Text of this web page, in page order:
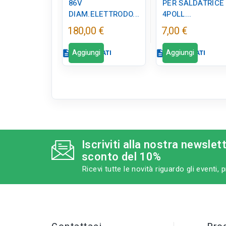
86V
DIAM.ELETTRODO...
180,00 €
description SCHEDA DATI
Disponibile in
negozio
Aggiungi
PER SALDATRICE
4POLL...
7,00 €
description SCHEDA DATI
Disponibile in
Aggiungi
Iscriviti alla nostra
sconto del 10%
Ricevi tutte le novità riguardo gli eventi,